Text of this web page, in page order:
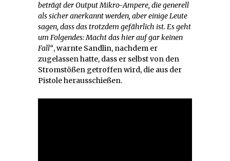
beträgt der Output Mikro-Ampere, die generell
als sicher anerkannt werden, aber einige Leute
sagen, dass das trotzdem gefährlich ist. Es geht
um Folgendes: Macht das hier auf gar keinen
Fall“, warnte Sandlin, nachdem er
zugelassen hatte, dass er selbst von den
Stromstößen getroffen wird, die aus der
Pistole herausschießen.